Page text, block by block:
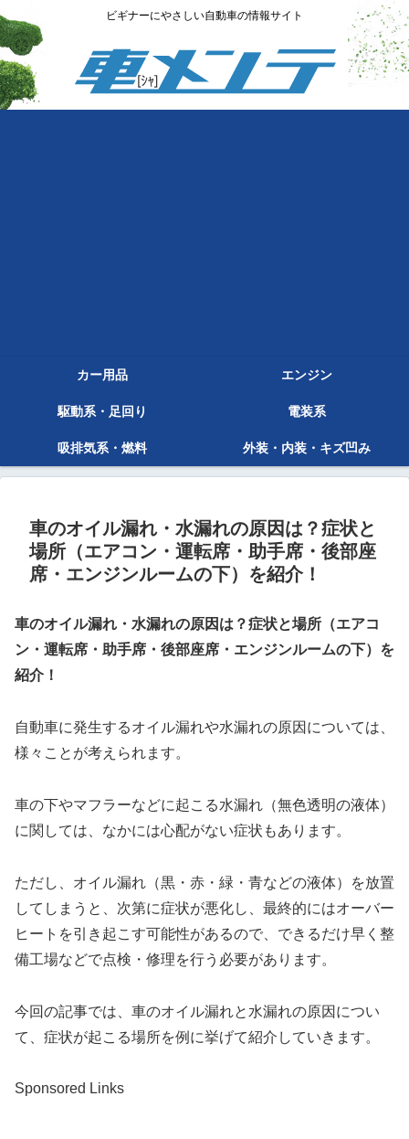
ビギナーにやさしい自動車の情報サイト
カー用品 エンジン
駆動系・足回り 電装系
吸排気系・燃料 外装・内装・キズ凹み
車のオイル漏れ・水漏れの原因は？症状と
場所（エアコン・運転席・助手席・後部座
席・エンジンルームの下）を紹介！
車のオイル漏れ・水漏れの原因は？症状と場所（エアコ
ン・運転席・助手席・後部座席・エンジンルームの下）を
紹介！
自動車に発生するオイル漏れや水漏れの原因については、
様々ことが考えられます。
車の下やマフラーなどに起こる水漏れ（無色透明の液体）
に関しては、なかには心配がない症状もあります。
ただし、オイル漏れ（黒・赤・緑・青などの液体）を放置
してしまうと、次第に症状が悪化し、最終的にはオーバー
ヒートを引き起こす可能性があるので、できるだけ早く整
備工場などで点検・修理を行う必要があります。
今回の記事では、車のオイル漏れと水漏れの原因につい
て、症状が起こる場所を例に挙げて紹介していきます。
Sponsored Links